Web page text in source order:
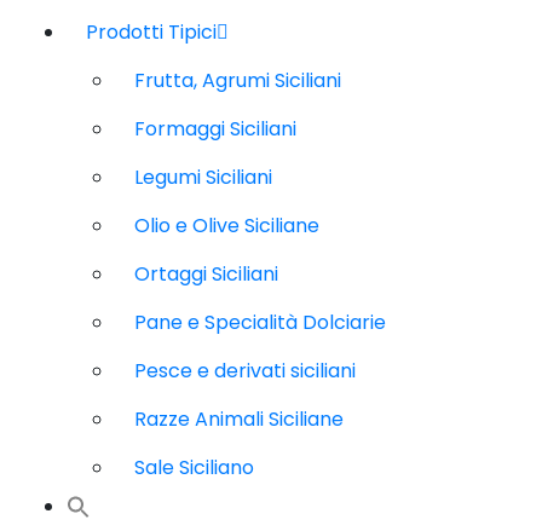
Prodotti Tipici
Frutta, Agrumi Siciliani
Formaggi Siciliani
Legumi Siciliani
Olio e Olive Siciliane
Ortaggi Siciliani
Pane e Specialità Dolciarie
Pesce e derivati siciliani
Razze Animali Siciliane
Sale Siciliano